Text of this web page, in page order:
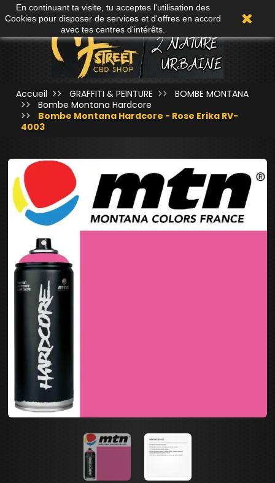
Accueil GRAFFITI & PEINTURE
BOMBE MONTANA
Bombe Montana Hardcore
Bombe Montana Hardcore - Rose Erika RV-
4003
En continuant ta visite, tu acceptes l'utilisation des
Cookies pour disposer de services et d'offres en accord
avec tes centres d'intérêts.